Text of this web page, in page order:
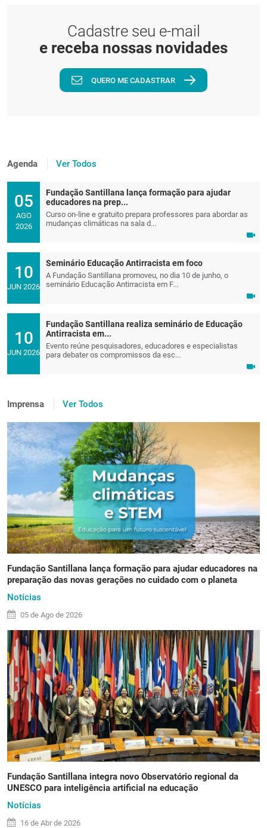
Cadastre seu e-mail
e receba nossas novidades
QUERO ME CADASTRAR
Agenda Ver Todos
05
AGO
2026
Fundação Santillana lança formação para ajudar
educadores na prep...
Curso on-line e gratuito prepara professores para abordar as
mudanças climáticas na sala d...
10
JUN 2026
Seminário Educação Antirracista em foco
A Fundação Santillana promoveu, no dia 10 de junho, o
seminário Educação Antirracista em F...
10
JUN 2026
Fundação Santillana realiza seminário de Educação
Antirracista em...
Evento reúne pesquisadores, educadores e especialistas
para debater os compromissos da esc...
Imprensa Ver Todos
Fundação Santillana lança formação para ajudar educadores na
preparação das novas gerações no cuidado com o planeta
Notícias
05 de Ago de 2026
Fundação Santillana integra novo Observatório regional da
UNESCO para inteligência artificial na educação
Notícias
16 de Abr de 2026